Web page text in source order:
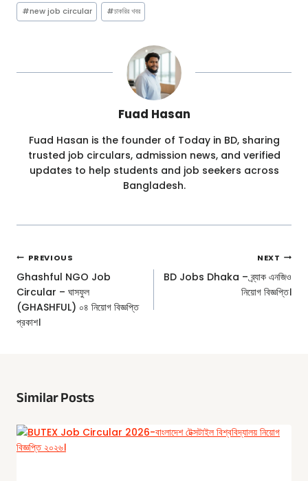
#new job circular #চাকরির খবর
Fuad Hasan
Fuad Hasan is the founder of Today in BD, sharing
trusted job circulars, admission news, and verified
updates to help students and job seekers across
Bangladesh.
Post
Navigation
PREVIOUS
Ghashful NGO Job
Circular – ঘাসফুল
(GHASHFUL) ০৪ নিয়োগ বিজ্ঞপ্তি
প্রকাশ।
NEXT
BD Jobs Dhaka – ব্র্যাক এনজিও
নিয়োগ বিজ্ঞপ্তি।
Similar Posts